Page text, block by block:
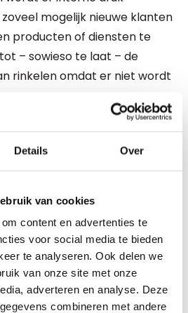
Details Over
van cookies
content en advertenties te
voor social media te bieden
te analyseren. Ook delen we
van onze site met onze
adverteren en analyse. Deze
combineren met andere
mogelijk nieuwe klanten
producten of diensten te
– sowieso te laat – de
rinkelen omdat er niet wordt
bieden. Denk aan een
een
heeft afgegeven.